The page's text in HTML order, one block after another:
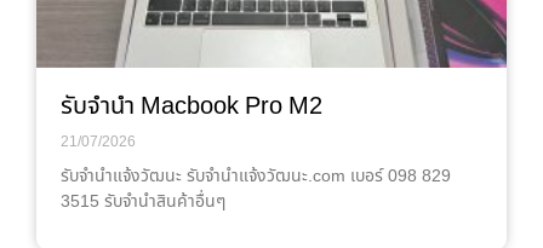
รับจำนำ Macbook Pro M2
21/07/2026
รับจํานําแจ้งวัฒนะ รับจํานําแจ้งวัฒนะ.com เบอร์ 098 829
3515 รับจำนำสินค้าอื่นๆ